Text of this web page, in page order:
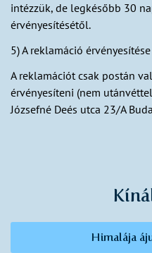
intézzük, de legkésőbb 30
érvényesítésétől.
5) A reklamáció érvényesítése
A reklamációt csak postán
érvényesíteni (nem
Józsefné Deés utca 23/A
Himalája